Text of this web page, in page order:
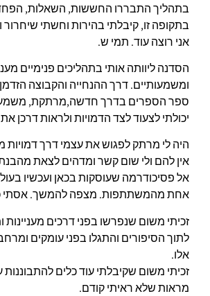
בתהליך התבררו החששות, השאלות,
בתקופה זו, קיבלתי בהירות וחשתי שיחרור
אני רוצה עוד. תמי ש.
הסדנה ליוותהאותי בתהליכים פנימיים
ומשמעותיים. דרך ההנחייה והקבוצה
ספר הספרים בדרך חדשה,מרתקת,
יכולתי לצעוד לצד הדמויות ולראות דרכן את
היה לי מרתק לפגוש את עצמי דרך דמויות
אין להם ולי שום קשר ומדהים לצאת
אל פסיכודרמה שעוסקות בכאן ועכשיו
אחת מהמשתתפות. מצפה להמשך. אסתי
זכיתי משום שנפרשו בפני דרכים מעניינות
לתוך הסיפורים והתגלו בפני עומקים
אלו.
זכיתי משום שקיבלתי עוד כלים
מראות שלא ראיתי קודם.